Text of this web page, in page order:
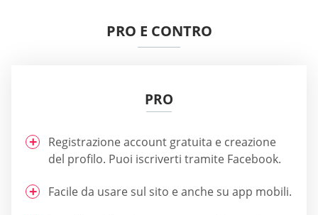
PRO E CONTRO
PRO
Registrazione account gratuita e creazione
del profilo. Puoi iscriverti tramite Facebook.
Facile da usare sul sito e anche su app mobili.